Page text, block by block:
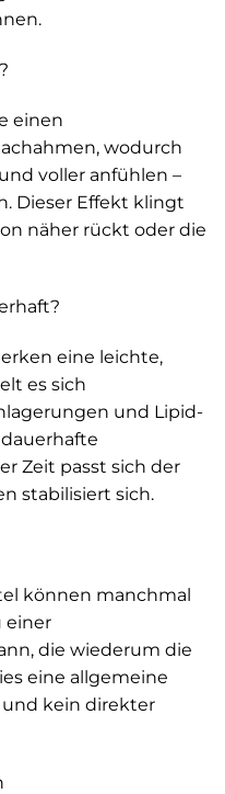
einen
wodurch
voller anfühlen –
Dieser Effekt klingt
näher rückt oder die
eine leichte,
es sich
und Lipid­
Zeit passt sich der
stabilisiert sich.
können manchmal
einer
die wiederum die
eine allgemeine
kein direkter